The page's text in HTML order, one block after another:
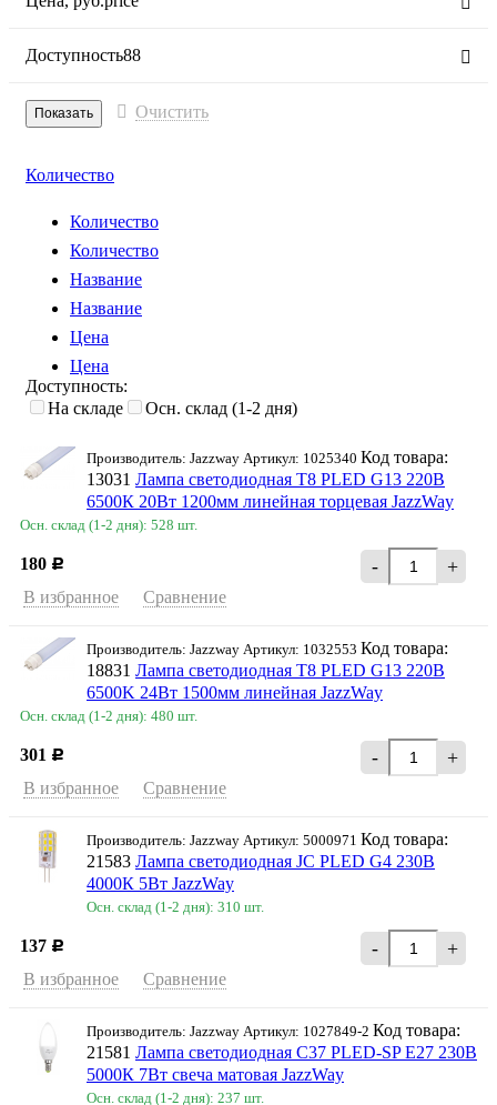
Доступность88
Очистить
Количество
Количество
Количество
Название
Название
Цена
Цена
Доступность:
На складе
Осн. склад (1-2 дня)
Производитель: Jazzway Артикул: 1025340 Код товара:
13031 Лампа светодиодная T8 PLED G13 220В
6500К 20Вт 1200мм линейная торцевая JazzWay
Осн. склад (1-2 дня): 528 шт.
180 Р - +
В избранное Сравнение
Производитель: Jazzway Артикул: 1032553 Код товара:
18831 Лампа светодиодная T8 PLED G13 220В
6500K 24Вт 1500мм линейная JazzWay
Осн. склад (1-2 дня): 480 шт.
301 Р - +
В избранное Сравнение
Производитель: Jazzway Артикул: 5000971 Код товара:
21583 Лампа светодиодная JC PLED G4 230В
4000К 5Вт JazzWay
Осн. склад (1-2 дня): 310 шт.
137 Р - +
В избранное Сравнение
Производитель: Jazzway Артикул: 1027849-2 Код товара:
21581 Лампа светодиодная C37 PLED-SP Е27 230В
5000К 7Вт свеча матовая JazzWay
Осн. склад (1-2 дня): 237 шт.